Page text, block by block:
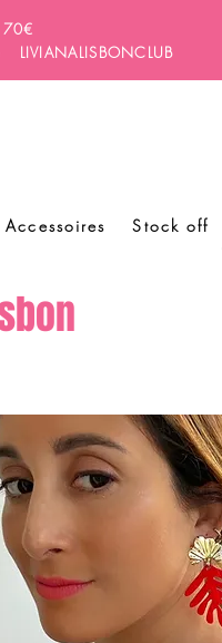
70€
Accessoires Stock off